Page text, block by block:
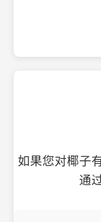
如果您对椰子
通